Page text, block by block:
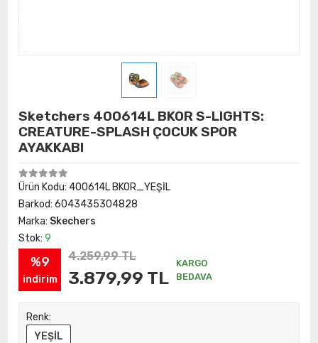
Sketchers 400614L BKOR S-LIGHTS:
CREATURE-SPLASH ÇOCUK SPOR
AYAKKABI
Ürün Kodu: 400614L BKOR_YEŞİL
Barkod: 6043435304828
Marka: Skechers
Stok: 9
%9
indirim
4.259,99 TL
3.879,99 TL
KARGO
BEDAVA
Renk:
YEŞİL